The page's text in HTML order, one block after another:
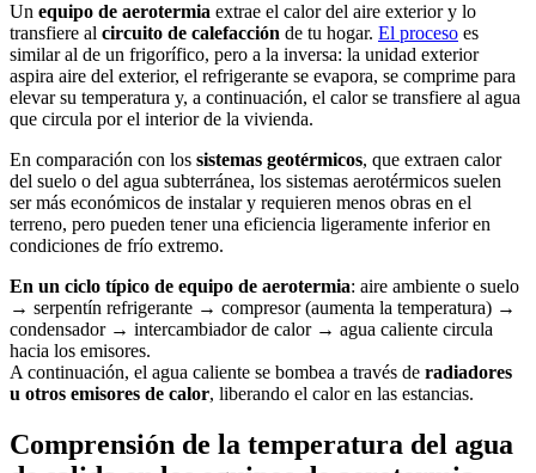
Un equipo de aerotermia extrae el calor del aire exterior y lo
transfiere al circuito de calefacción de tu hogar. El proceso es
similar al de un frigorífico, pero a la inversa: la unidad exterior
aspira aire del exterior, el refrigerante se evapora, se comprime para
elevar su temperatura y, a continuación, el calor se transfiere al agua
que circula por el interior de la vivienda.
En comparación con los sistemas geotérmicos, que extraen calor
del suelo o del agua subterránea, los sistemas aerotérmicos suelen
ser más económicos de instalar y requieren menos obras en el
terreno, pero pueden tener una eficiencia ligeramente inferior en
condiciones de frío extremo.
En un ciclo típico de equipo de aerotermia: aire ambiente o suelo
→ serpentín refrigerante → compresor (aumenta la temperatura) →
condensador → intercambiador de calor → agua caliente circula
hacia los emisores.
A continuación, el agua caliente se bombea a través de radiadores
u otros emisores de calor, liberando el calor en las estancias.
Comprensión de la temperatura del agua